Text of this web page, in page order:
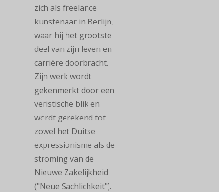
zich als freelance
kunstenaar in Berlijn,
waar hij het grootste
deel van zijn leven en
carrière doorbracht.
Zijn werk wordt
gekenmerkt door een
veristische blik en
wordt gerekend tot
zowel het Duitse
expressionisme als de
stroming van de
Nieuwe Zakelijkheid
("Neue Sachlichkeit").